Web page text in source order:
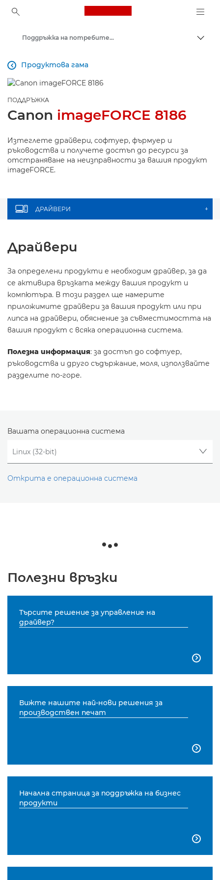
Canon Logo, back to
Поддръжка на потребителски продукти
Продуктова гама

ПОДДРЪЖКА
Canon imageFORCE 8186
Изтеглете драйвери, софтуер, фърмуер и
ръководства и получете достъп до ресурси за
отстраняване на неизправности за вашия продукт
imageFORCE.
ДРАЙВЕРИ +
Драйвери
За определени продукти е необходим драйвер, за да
се активира връзката между вашия продукт и
компютъра. В този раздел ще намерите
приложимите драйвери за вашия продукт или при
липса на драйвери, обяснение за съвместимостта на
вашия продукт с всяка операционна система.
Полезна информация: за достъп до софтуер,
ръководства и друго съдържание, моля, използвайте
разделите по-горе.
Вашата операционна система
Открита е операционна система
Полезни връзки
Търсите решение за управление на
драйвер?

Вижте нашите най-нови решения за
производствен печат

Начална страница за поддръжка на бизнес
продукти
